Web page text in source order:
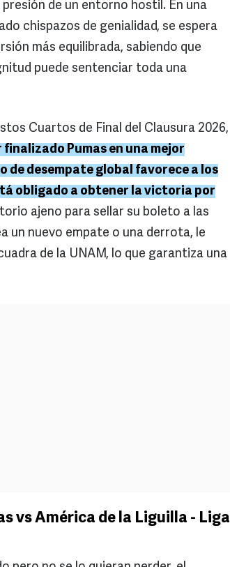
de un entorno hostil. En una
chispazos de genialidad, se espera
más equilibrada, sabiendo que
puede sentenciar toda una
Cuartos de Final del Clausura 2026,
finalizado Pumas en una mejor
desempate global favorece a los
obligado a obtener la victoria por
ajeno para sellar su boleto a las
un nuevo empate o una derrota, le
de la UNAM, lo que garantiza una
vs América de la Liguilla - Liga